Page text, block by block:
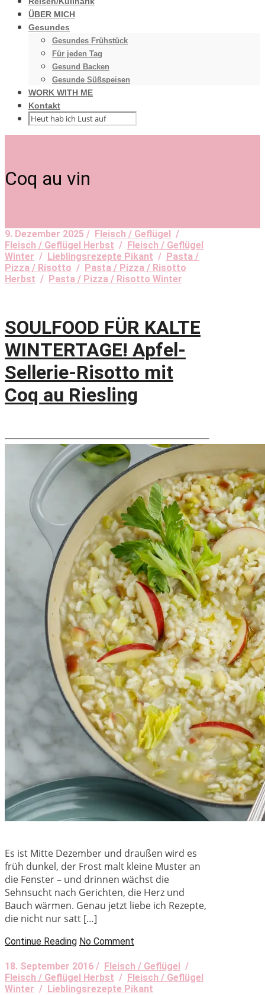
ÜBER MICH
Gesundes
Gesundes Frühstück
Für jeden Tag
Gesund Backen
Gesunde Süßspeisen
WORK WITH ME
Kontakt
Coq au vin
9. Dezember 2025 / Fleisch / Geflügel /
Fleisch / Geflügel Herbst / Fleisch / Geflügel
Winter / Lieblingsrezepte Pikant / Pasta /
Pizza / Risotto / Pasta / Pizza / Risotto
Herbst / Pasta / Pizza / Risotto Winter
SOULFOOD FÜR KALTE
WINTERTAGE! Apfel-
Sellerie-Risotto mit
Coq au Riesling
Es ist Mitte Dezember und draußen wird es
früh dunkel, der Frost malt kleine Muster an
die Fenster – und drinnen wächst die
Sehnsucht nach Gerichten, die Herz und
Bauch wärmen. Genau jetzt liebe ich Rezepte,
die nicht nur satt […]
Continue Reading No Comment
18. September 2016 / Fleisch / Geflügel /
Fleisch / Geflügel Herbst / Fleisch / Geflügel
Winter / Lieblingsrezepte Pikant